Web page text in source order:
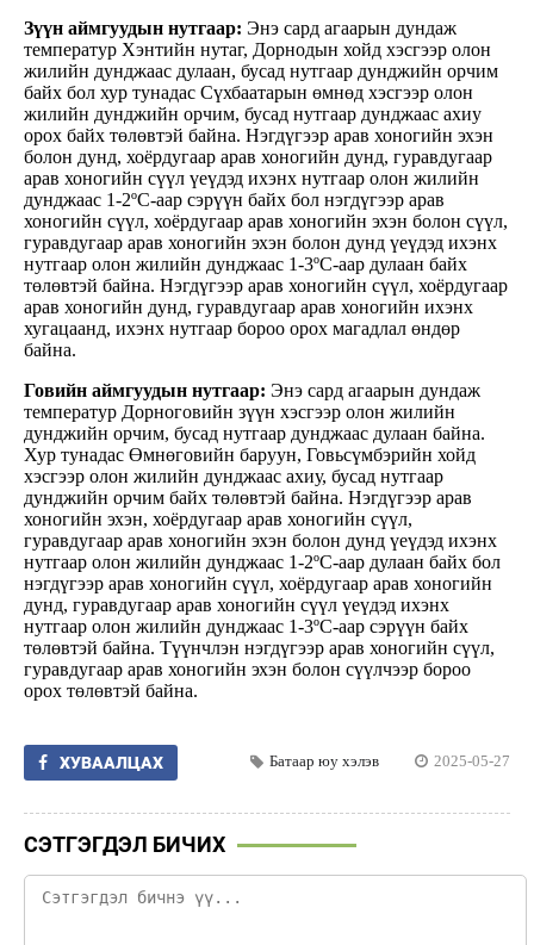
Зүүн аймгуудын нутгаар: Энэ сард агаарын дундаж
температур Хэнтийн нутаг, Дорнодын хойд хэсгээр олон
жилийн дунджаас дулаан, бусад нутгаар дунджийн орчим
байх бол хур тунадас Сүхбаатарын өмнөд хэсгээр олон
жилийн дунджийн орчим, бусад нутгаар дунджаас ахиу
орох байх төлөвтэй байна. Нэгдүгээр арав хоногийн эхэн
болон дунд, хоёрдугаар арав хоногийн дунд, гуравдугаар
арав хоногийн сүүл үеүдэд ихэнх нутгаар олон жилийн
дунджаас 1-2ºС-аар сэрүүн байх бол нэгдүгээр арав
хоногийн сүүл, хоёрдугаар арав хоногийн эхэн болон сүүл,
гуравдугаар арав хоногийн эхэн болон дунд үеүдэд ихэнх
нутгаар олон жилийн дунджаас 1-3ºС-аар дулаан байх
төлөвтэй байна. Нэгдүгээр арав хоногийн сүүл, хоёрдугаар
арав хоногийн дунд, гуравдугаар арав хоногийн ихэнх
хугацаанд, ихэнх нутгаар бороо орох магадлал өндөр
байна.
Говийн аймгуудын нутгаар: Энэ сард агаарын дундаж
температур Дорноговийн зүүн хэсгээр олон жилийн
дунджийн орчим, бусад нутгаар дунджаас дулаан байна.
Хур тунадас Өмнөговийн баруун, Говьсүмбэрийн хойд
хэсгээр олон жилийн дунджаас ахиу, бусад нутгаар
дунджийн орчим байх төлөвтэй байна. Нэгдүгээр арав
хоногийн эхэн, хоёрдугаар арав хоногийн сүүл,
гуравдугаар арав хоногийн эхэн болон дунд үеүдэд ихэнх
нутгаар олон жилийн дунджаас 1-2ºС-аар дулаан байх бол
нэгдүгээр арав хоногийн сүүл, хоёрдугаар арав хоногийн
дунд, гуравдугаар арав хоногийн сүүл үеүдэд ихэнх
нутгаар олон жилийн дунджаас 1-3ºС-аар сэрүүн байх
төлөвтэй байна. Түүнчлэн нэгдүгээр арав хоногийн сүүл,
гуравдугаар арав хоногийн эхэн болон сүүлчээр бороо
орох төлөвтэй байна.
ХУВААЛЦАХ Батаар юу хэлэв 2025-05-27
СЭТГЭГДЭЛ БИЧИХ